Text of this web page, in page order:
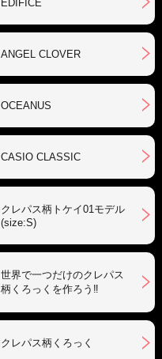
EDIFICE
ANGEL CLOVER
OCEANUS
CASIO CLASSIC
クレパス柄トケイ01モデル
(size:S)
世界で一つだけのクレパス
柄くろっくを作ろう‼︎
クレパス柄くろっく